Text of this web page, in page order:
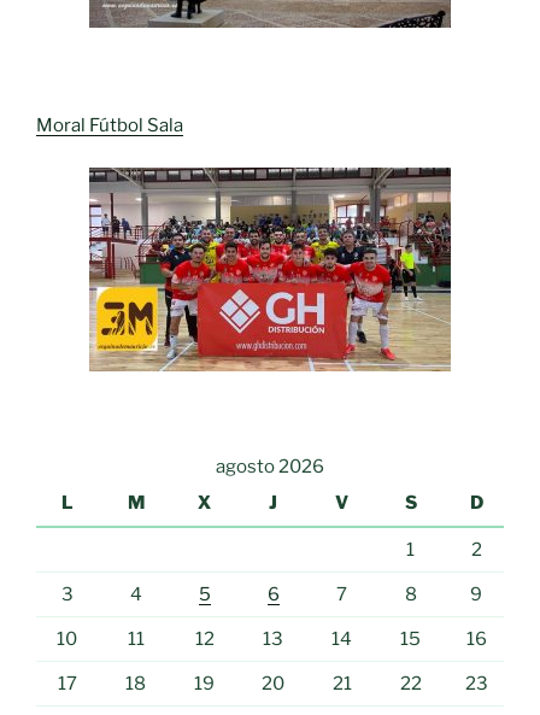
Moral Fútbol Sala
agosto 2026
L
M X J V S D
1 2
3 4 5 6 7 8 9
10 11 12 13 14 15 16
17 18 19 20 21 22 23